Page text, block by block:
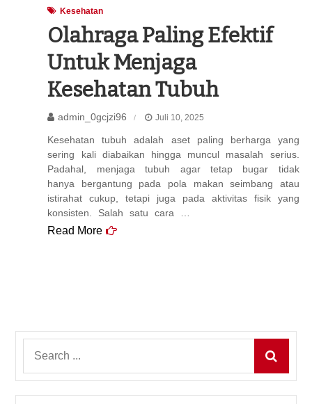
Kesehatan
Olahraga Paling Efektif
Untuk Menjaga
Kesehatan Tubuh
admin_0gcjzi96 Juli 10, 2025
Kesehatan tubuh adalah aset paling berharga yang
sering kali diabaikan hingga muncul masalah serius.
Padahal, menjaga tubuh agar tetap bugar tidak
hanya bergantung pada pola makan seimbang atau
istirahat cukup, tetapi juga pada aktivitas fisik yang
konsisten. Salah satu cara …
Read More